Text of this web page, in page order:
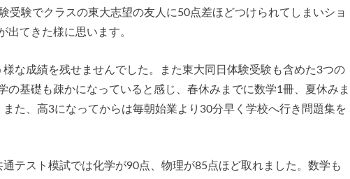
受験でクラスの東大志望の友人に50点差ほどつけられてしまいショ
出てきた様に思います。
な成績を残せませんでした。また東大同日体験受験も含めた3つの
の基礎も疎かになっていると感じ、春休みまでに数学1冊、夏休みま
た、高3になってからは毎朝始業より30分早く学校へ行き問題集を
テスト模試では化学が90点、物理が85点ほど取れました。数学も